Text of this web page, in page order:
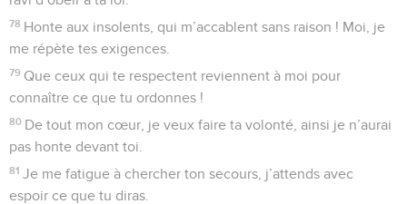
78 Honte aux insolents, qui m’accablent sans raison ! Moi, je
me répète tes exigences.
79 Que ceux qui te respectent reviennent à moi pour
connaître ce que tu ordonnes !
80 De tout mon cœur, je veux faire ta volonté, ainsi je n’aurai
pas honte devant toi.
81 Je me fatigue à chercher ton secours, j’attends avec
espoir ce que tu diras.